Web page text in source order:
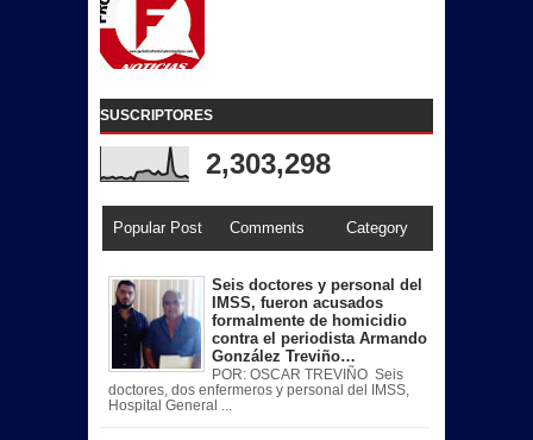
SUSCRIPTORES
2,303,298
Popular Post Comments Category
Seis doctores y personal del
IMSS, fueron acusados
formalmente de homicidio
contra el periodista Armando
González Treviño…
POR: OSCAR TREVIÑO Seis
doctores, dos enfermeros y personal del IMSS,
Hospital General ...